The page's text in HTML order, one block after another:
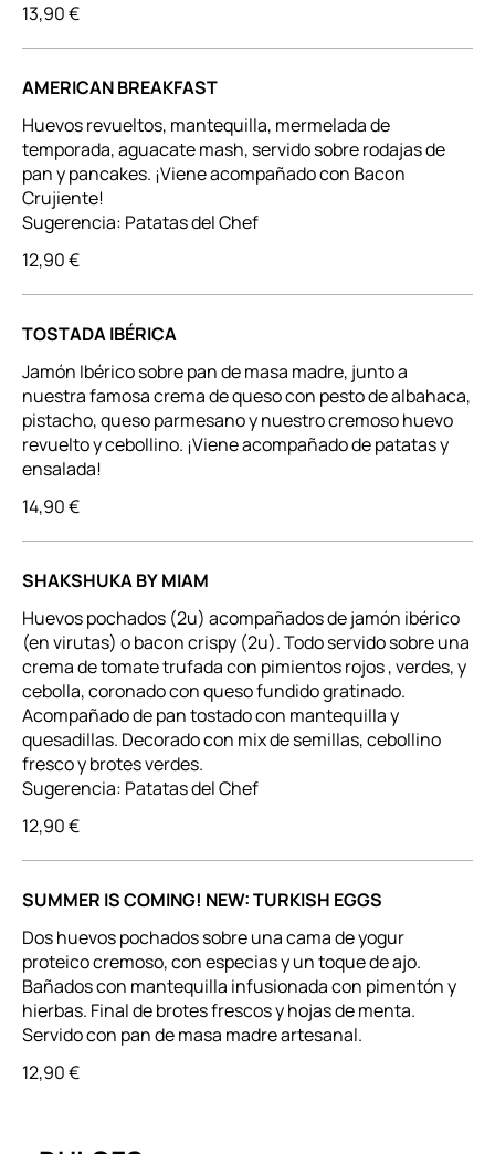
13,90 €
AMERICAN BREAKFAST
Huevos revueltos, mantequilla, mermelada de
temporada, aguacate mash, servido sobre rodajas de
pan y pancakes. ¡Viene acompañado con Bacon
Crujiente!
Sugerencia: Patatas del Chef
12,90 €
TOSTADA IBÉRICA
Jamón Ibérico sobre pan de masa madre, junto a
nuestra famosa crema de queso con pesto de albahaca,
pistacho, queso parmesano y nuestro cremoso huevo
revuelto y cebollino. ¡Viene acompañado de patatas y
ensalada!
14,90 €
SHAKSHUKA BY MIAM
Huevos pochados (2u) acompañados de jamón ibérico
(en virutas) o bacon crispy (2u). Todo servido sobre una
crema de tomate trufada con pimientos rojos , verdes, y
cebolla, coronado con queso fundido gratinado.
Acompañado de pan tostado con mantequilla y
quesadillas. Decorado con mix de semillas, cebollino
fresco y brotes verdes.
Sugerencia: Patatas del Chef
12,90 €
SUMMER IS COMING! NEW: TURKISH EGGS
Dos huevos pochados sobre una cama de yogur
proteico cremoso, con especias y un toque de ajo.
Bañados con mantequilla infusionada con pimentón y
hierbas. Final de brotes frescos y hojas de menta.
Servido con pan de masa madre artesanal.
12,90 €